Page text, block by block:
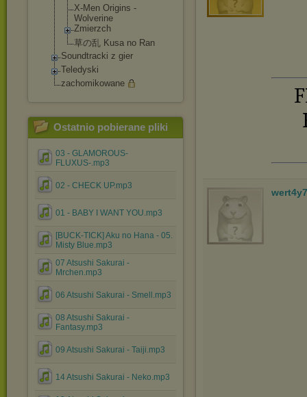
X-Men Origins -
Wolverine
Zmierzch
草の乱 Kusa no Ran
Soundtracki z gier
Teledyski
zachomikowane
Ostatnio pobierane pliki
03 - GLAMOROUS-
FLUXUS-.mp3
02 - CHECK UP.mp3
01 - BABY I WANT YOU.mp3
[BUCK-TICK] Aku no Hana - 05.
Misty Blue.mp3
07 Atsushi Sakurai -
Mrchen.mp3
06 Atsushi Sakurai - Smell.mp3
08 Atsushi Sakurai -
Fantasy.mp3
09 Atsushi Sakurai - Taiji.mp3
14 Atsushi Sakurai - Neko.mp3